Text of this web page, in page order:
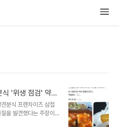
식 '위생 점검' 약
분식 프랜차이즈 삼첩
을 발견했다는 주장이
SNS를 통해 "떡볶이에